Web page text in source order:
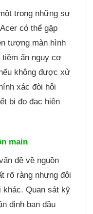
trong những sự
có thể gặp
tượng màn hình
ẩn nguy cơ
không được xử
xác đòi hỏi
bị đo đạc hiện
main
đề về nguồn
rõ ràng nhưng đôi
khác. Quan sát kỹ
định ban đầu